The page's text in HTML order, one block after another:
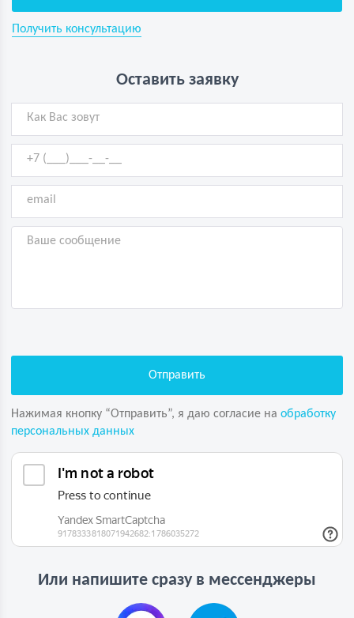
Получить консультацию
Оставить заявку
Нажимая кнопку “Отправить”, я даю согласие на обработку
персональных данных
Или напишите сразу в мессенджеры